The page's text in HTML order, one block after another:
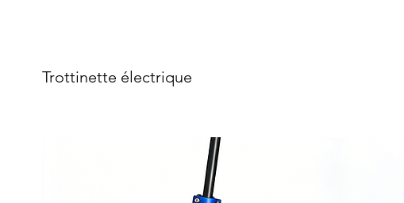
Trottinette électrique